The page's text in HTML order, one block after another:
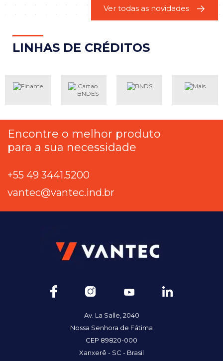
Ver todas as novidades
LINHAS DE CRÉDITOS
Encontre o melhor produto
para a sua necessidade
+55 49 3441.5200
vantec@vantec.ind.br
Av. La Salle, 2040
Nossa Senhora de Fátima
CEP 89820-000
Xanxerê - SC - Brasil